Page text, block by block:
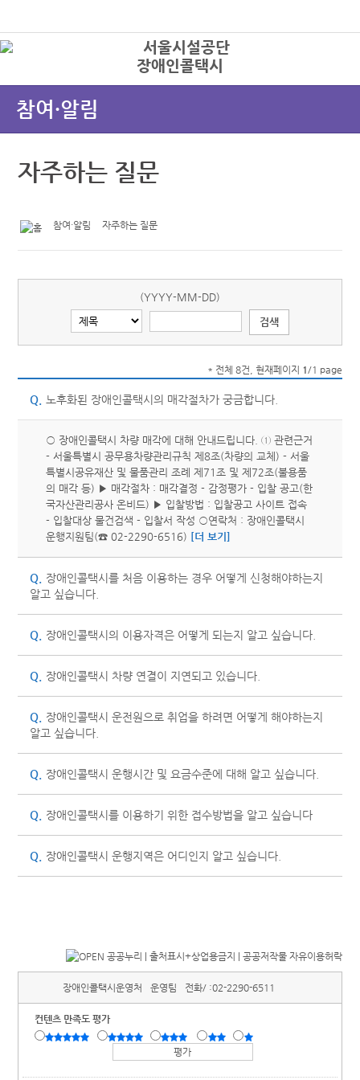
장애인콜택시
참여·알림
자주하는 질문
참여·알림 자주하는 질문
(YYYY-MM-DD)
* 전체 8건, 현재페이지 1/1 page
Q. 노후화된 장애인콜택시의 매각절차가 궁금합니다.
○ 장애인콜택시 차량 매각에 대해 안내드립니다. ① 관련근거
- 서울특별시 공무용차량관리규칙 제8조(차량의 교체) - 서울
특별시공유재산 및 물품관리 조례 제71조 및 제72조(불용품
의 매각 등) ▶ 매각절차 : 매각결정 - 감정평가 - 입찰 공고(한
국자산관리공사 온비드) ▶ 입찰방법 : 입찰공고 사이트 접속
- 입찰대상 물건검색 - 입찰서 작성 ○연락처 : 장애인콜택시
운행지원팀(☎ 02-2290-6516) [더 보기]
Q.
장애인콜택시를 처음 이용하는 경우 어떻게 신청해야하는지
알고 싶습니다.
Q. 장애인콜택시의 이용자격은 어떻게 되는지 알고 싶습니다.
Q. 장애인콜택시 차량 연결이 지연되고 있습니다.
Q.
장애인콜택시 운전원으로 취업을 하려면 어떻게 해야하는지
알고 싶습니다.
Q. 장애인콜택시 운행시간 및 요금수준에 대해 알고 싶습니다.
Q. 장애인콜택시를 이용하기 위한 접수방법을 알고 싶습니다
Q. 장애인콜택시 운행지역은 어디인지 알고 싶습니다.
장애인콜택시운영처 운영팀 전화/ :02-2290-6511
컨텐츠 만족도 평가